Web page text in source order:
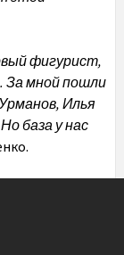
фигурист,
За мной пошли
Илья
база у нас